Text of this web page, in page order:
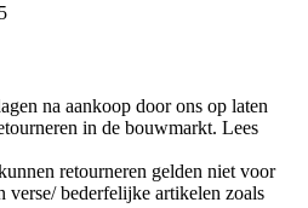
na aankoop door ons op laten
in de bouwmarkt. Lees
retourneren gelden niet voor
verse/ bederfelijke artikelen zoals